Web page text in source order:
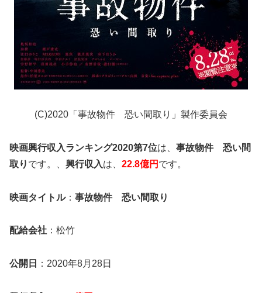
(C)2020「事故物件 恐い間取り」製作委員会
映画興行収入ランキング2020第7位は、 事故物件 恐い間
取り です。、 興行収入は、 22.8億円 です。
映画タイトル： 事故物件 恐い間取り
配給会社 ：松竹
公開日 ：2020年8月28日